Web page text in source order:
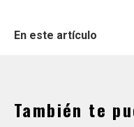
En este artículo
También te